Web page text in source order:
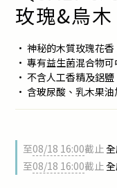
玫瑰&烏木
• 神秘的木質玫瑰花
• 專有益生菌混合物
• 不含人工香精及鋁
• 含玻尿酸、乳木果
至08/18 16:00截止
至08/18 16:00截止